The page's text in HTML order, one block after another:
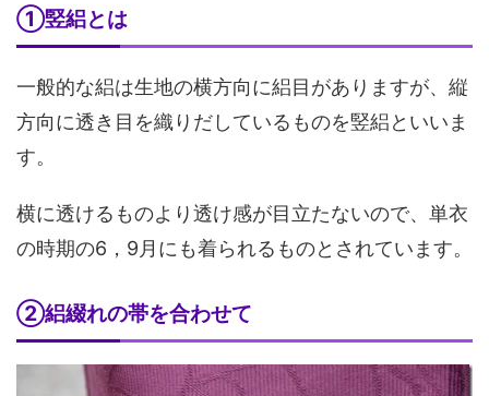
①竪絽とは
一般的な絽は生地の横方向に絽目がありますが、縦
方向に透き目を織りだしているものを竪絽といいま
す。
横に透けるものより透け感が目立たないので、単衣
の時期の6，9月にも着られるものとされています。
②絽綴れの帯を合わせて